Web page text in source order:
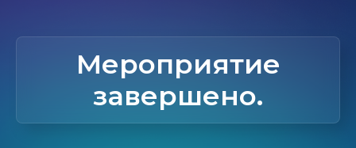
Мероприятие
завершено.